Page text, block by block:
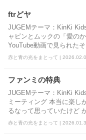
ftrどヤ
JUGEMテーマ：KinKi
ャピンとムックの「愛の
YouTube動画で見られたそ
赤と青の光をまとって |
ファンミの特典
JUGEMテーマ：KinKi
ミーティング 本当に楽し
るなって思っていたけど
赤と青の光をまとって |